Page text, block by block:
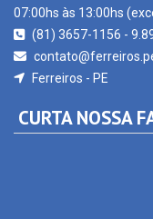
07:00hs às 13:00hs
(81) 3657-1156 -
Ferreiros - PE
CURTA NOSSA